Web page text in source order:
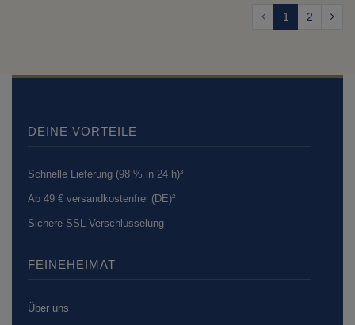
1 2
DEINE VORTEILE
Schnelle Lieferung (98 % in 24 h)³
Ab 49 € versandkostenfrei (DE)²
Sichere SSL-Verschlüsselung
FEINEHEIMAT
Über uns